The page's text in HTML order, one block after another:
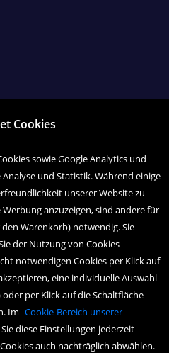
Zahlungsicon
Cookies
sowie Google Analytics und
und Statistik. Während einige
unserer Website zu
anzuzeigen, sind andere für
Warenkorb) notwendig. Sie
der Nutzung von Cookies
notwendigen Cookies per Klick auf
eine individuelle Auswahl
per Klick auf die Schaltfläche
Im Cookie-Bereich unserer
diese Einstellungen jederzeit
auch nachträglich abwählen.